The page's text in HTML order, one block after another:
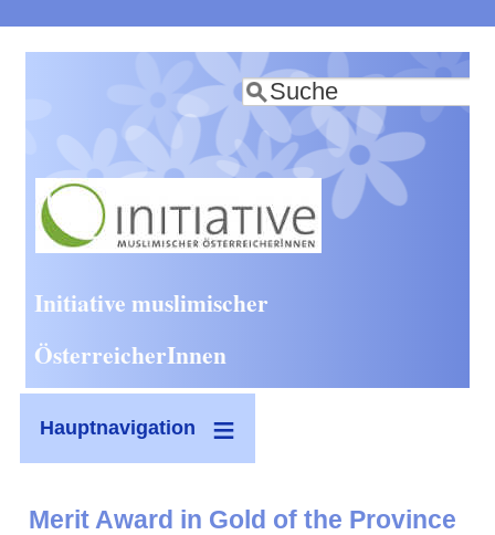
zum
Inhalt
Suche
Initiative muslimischer
ÖsterreicherInnen
Hauptnavigation
Merit Award in Gold of the Province